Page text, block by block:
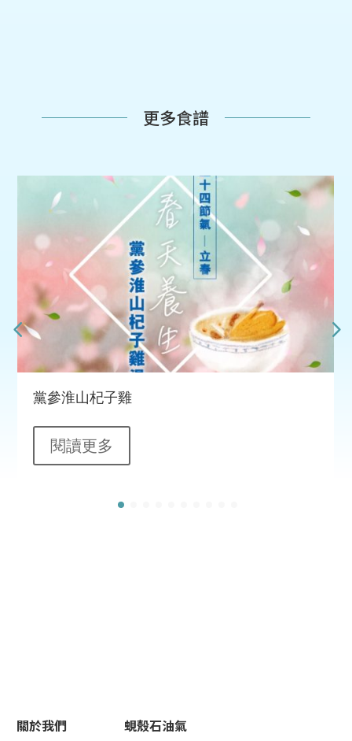
更多食譜
黨參淮山杞子雞
閱讀更多
關於我們 蜆殼石油氣